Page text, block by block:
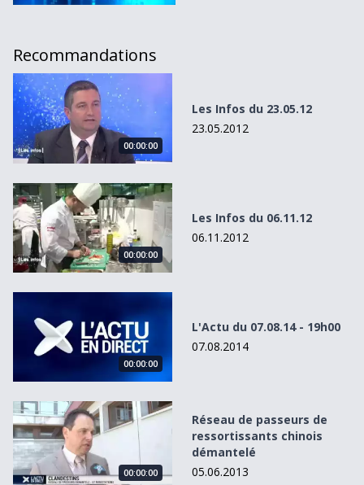
Recommandations
Les Infos du 23.05.12
00:00:00
Les Infos du 23.05.12
23.05.2012
Les Infos du 06.11.12
00:00:00
Les Infos du 06.11.12
06.11.2012
L&#039;Actu du 07.08.14 - 19h00
00:00:00
L'Actu du 07.08.14 - 19h00
07.08.2014
Réseau de passeurs de ressortissants chinois démantelé
00:00:00
Réseau de passeurs de
ressortissants chinois
démantelé
05.06.2013